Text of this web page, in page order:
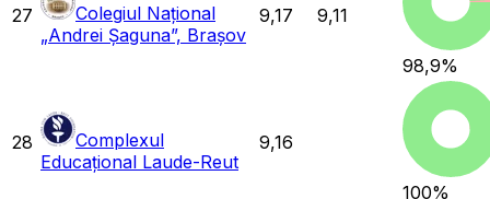
27
Colegiul Național
„Andrei Șaguna”, Brașov
9,17 9,11
98,9%
28
Complexul
Educațional Laude-Reut
9,16
100%